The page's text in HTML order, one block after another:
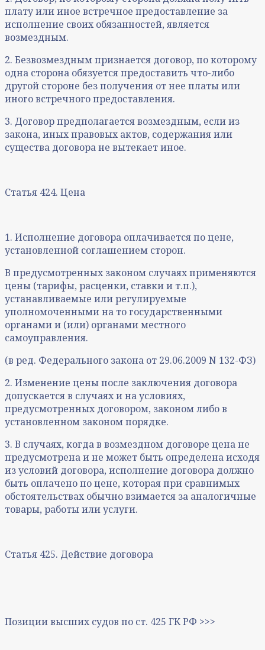
плату или иное встречное предоставление за
исполнение своих обязанностей, является
возмездным.
2. Безвозмездным признается договор, по которому
одна сторона обязуется предоставить что-либо
другой стороне без получения от нее платы или
иного встречного предоставления.
3. Договор предполагается возмездным, если из
закона, иных правовых актов, содержания или
существа договора не вытекает иное.
Статья 424. Цена
1. Исполнение договора оплачивается по цене,
установленной соглашением сторон.
В предусмотренных законом случаях применяются
цены (тарифы, расценки, ставки и т.п.),
устанавливаемые или регулируемые
уполномоченными на то государственными
органами и (или) органами местного
самоуправления.
(в ред. Федерального закона от 29.06.2009 N 132-ФЗ)
2. Изменение цены после заключения договора
допускается в случаях и на условиях,
предусмотренных договором, законом либо в
установленном законом порядке.
3. В случаях, когда в возмездном договоре цена не
предусмотрена и не может быть определена исходя
из условий договора, исполнение договора должно
быть оплачено по цене, которая при сравнимых
обстоятельствах обычно взимается за аналогичные
товары, работы или услуги.
Статья 425. Действие договора
Позиции высших судов по ст. 425 ГК РФ >>>